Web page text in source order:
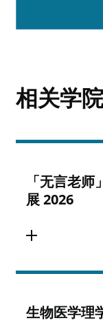
相关学
「无言老
展 2026
生物医学理